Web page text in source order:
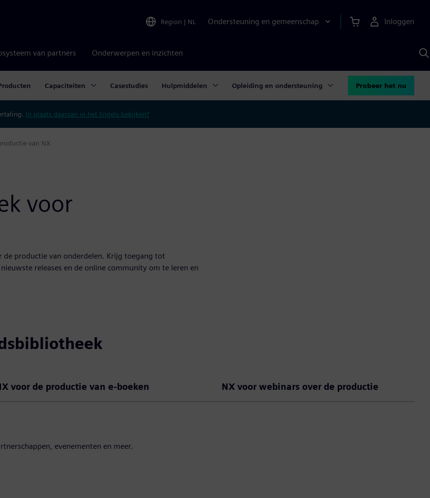
Region | NL Ondersteuning en gemeenschap Inloggen
van partners Onderwerpen en inzichten
Capaciteiten Casestudies Hulpmiddelen Opleiding en ondersteuning Probeer het nu
In plaats daarvan in het Engels bekijken?
van NX
voor
productie van onderdelen. Krijg toegang tot
releases en de online community om te leren en
voor de productie van e-boeken NX voor webinars over de productie
evenementen en meer.